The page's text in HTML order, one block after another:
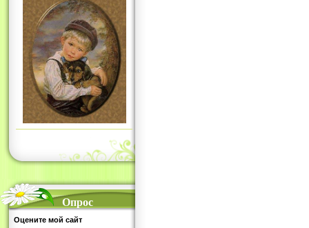
Опрос
Оцените мой сайт